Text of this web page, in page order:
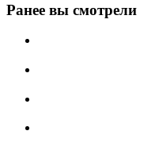
Ранее вы смотрели